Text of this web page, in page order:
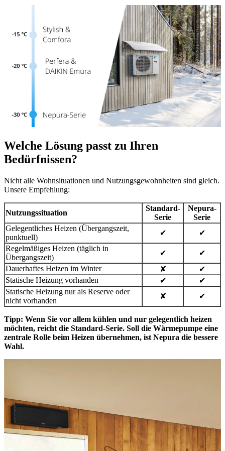
Welche Lösung passt zu Ihren
Bedürfnissen?
Nicht alle Wohnsituationen und Nutzungsgewohnheiten sind gleich.
Unsere Empfehlung:
Nutzungssituation
Standard-
Serie
Nepura-
Serie
Gelegentliches Heizen (Übergangszeit,
punktuell)
✔
✔
Regelmäßiges Heizen (täglich in
Übergangszeit)
✔
✔
Dauerhaftes Heizen im Winter
✘
✔
Statische Heizung vorhanden
✔
✔
Statische Heizung nur als Reserve oder
nicht vorhanden
✘ ✔
Tipp: Wenn Sie vor allem kühlen und nur gelegentlich heizen
möchten, reicht die Standard-Serie. Soll die Wärmepumpe eine
zentrale Rolle beim Heizen übernehmen, ist Nepura die bessere
Wahl.